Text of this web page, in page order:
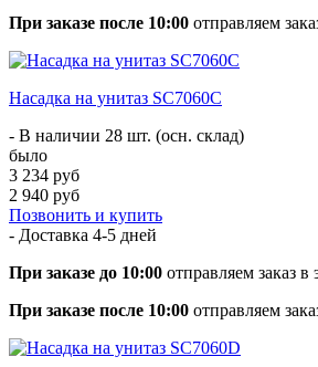
При заказе после 10:00 отправляем
Насадка на унитаз SC7060С
- В наличии 28 шт. (осн. склад)
было
3 234 руб
2 940 руб
Позвонить и купить
- Доставка 4-5 дней
При заказе до 10:00 отправляем заказ в
При заказе после 10:00 отправляем